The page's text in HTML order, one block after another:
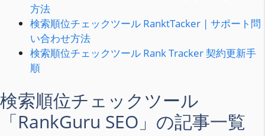
方法
検索順位チェックツール RanktTacker | サポート問
い合わせ方法
検索順位チェックツール Rank Tracker 契約更新手
順
検索順位チェックツール
「RankGuru SEO」の記事一覧